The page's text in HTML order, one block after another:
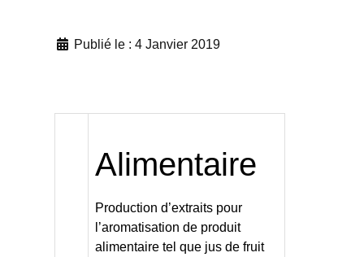
Publié le : 4 Janvier 2019
Alimentaire
Production d’extraits pour
l’aromatisation de produit
alimentaire tel que jus de fruit